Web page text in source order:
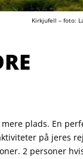
Kirkjufell – foto:
plads. En
på jeres
2 personer